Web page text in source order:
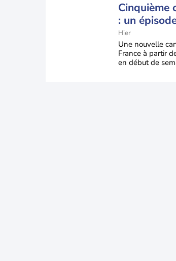
Cinquième
: un
durable et
semaine
Hier
Une nouvelle
France à partir
en début de